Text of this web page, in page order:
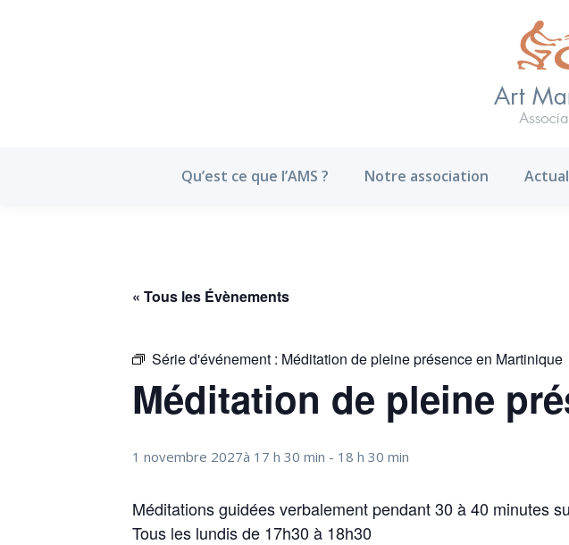
Qu’est ce que l’AMS ? Notre association
« Tous les Évènements
Série d'événement : Méditation de pleine présence en Martinique
Méditation de pleine
1 novembre 2027à 17 h 30 min - 18 h 30 min
Méditations guidées verbalement pendant 30 à 40 minutes
Tous les lundis de 17h30 à 18h30
Notre